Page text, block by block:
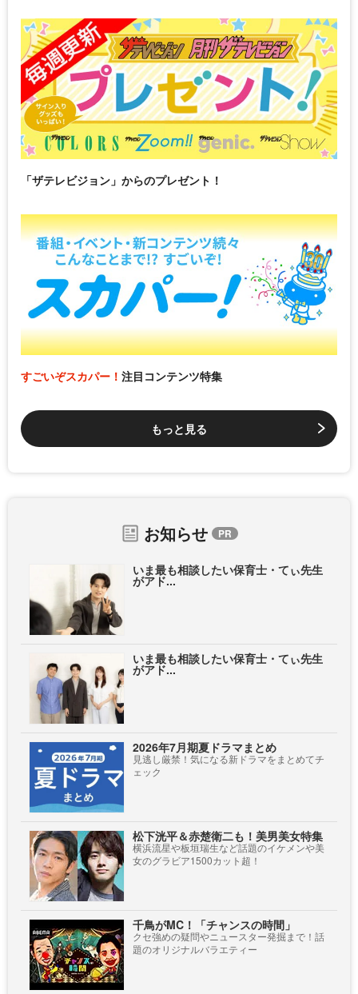
「ザテレビジョン」からのプレゼント！
すごいぞスカパー！ 注目コンテンツ特集
もっと見る
お知らせ
いま最も相談したい保育士・てぃ先生
がアド...
いま最も相談したい保育士・てぃ先生
がアド...
2026年7月期夏ドラマまとめ
見逃し厳禁！気になる新ドラマをまとめてチ
ェック
松下洸平＆赤楚衛二も！美男美女特集
横浜流星や板垣瑞生など話題のイケメンや美
女のグラビア1500カット超！
千鳥がMC！「チャンスの時間」
クセ強めの疑問やニュースター発掘まで！話
題のオリジナルバラエティー